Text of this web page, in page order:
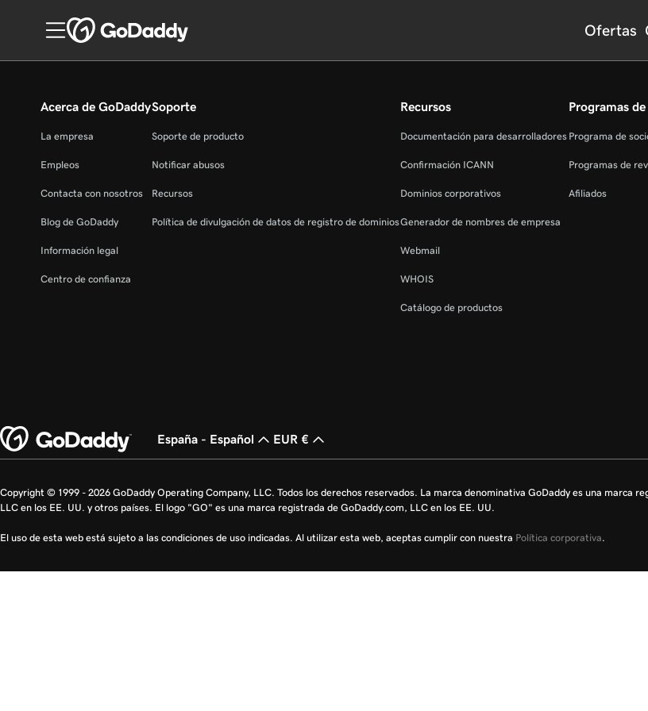
Ofertas
Acerca de GoDaddy
La empresa
Empleos
Contacta con nosotros
Blog de GoDaddy
Información legal
Centro de confianza
Soporte
Soporte de producto
Notificar abusos
Recursos
Política de divulgación de datos de registro de dominios
Recursos
Documentación para desarrolladores
Confirmación ICANN
Dominios corporativos
Generador de nombres de empresa
Webmail
WHOIS
Catálogo de productos
Programas
Programa de
Programas de
Afiliados
España - Español EUR €
Copyright © 1999 - 2026 GoDaddy Operating Company, LLC. Todos los derechos reservados. La marca denominativa GoDaddy es una marca
LLC en los EE. UU. y otros países. El logo "GO" es una marca registrada de GoDaddy.com, LLC en los EE. UU.
El uso de esta web está sujeto a las condiciones de uso indicadas. Al utilizar esta web, aceptas cumplir con nuestra Política corporativa.